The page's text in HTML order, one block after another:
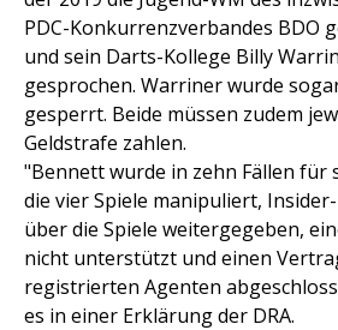
PDC-Konkurrenzverbandes BDO
und sein Darts-Kollege Billy
gesprochen. Warriner wurde
gesperrt. Beide müssen zudem
Geldstrafe zahlen.
"Bennett wurde in zehn Fällen für
die vier Spiele manipuliert,
über die Spiele weitergegeben,
nicht unterstützt und einen
registrierten Agenten
es in einer Erklärung der DRA.